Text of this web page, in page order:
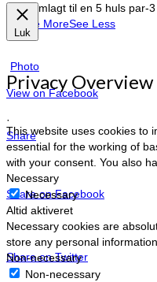
blive omlagt til en 5 huls par-
… See MoreSee Less
Photo
View on Facebook
·
Share
Share on Facebook
Share on Twitter
Luk
Privacy Overview
This website uses cookies to
essential for the working of
with your consent. You also
Necessary
Necessary
Altid aktiveret
Necessary cookies are
store any personal information.
Non-necessary
Non-necessary